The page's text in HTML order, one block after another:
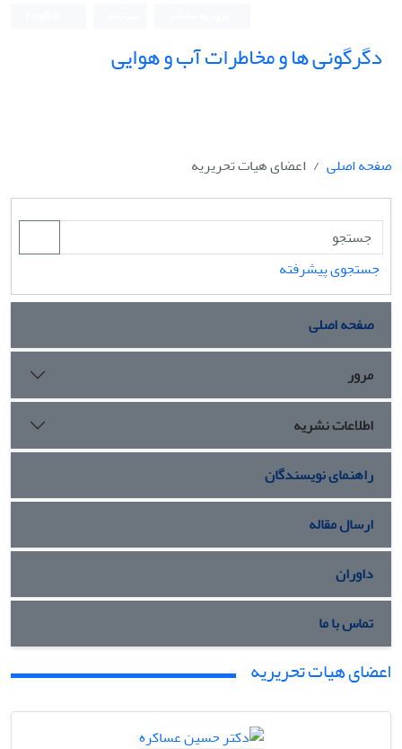
دگرگونی ها و مخاطرات آب و هوایی
صفحه اصلی اعضای هیات تحریریه
جستجوی پیشرفته
صفحه اصلی
مرور
اطلاعات نشریه
راهنمای نویسندگان
ارسال مقاله
داوران
تماس با ما
اعضای هیات تحریریه